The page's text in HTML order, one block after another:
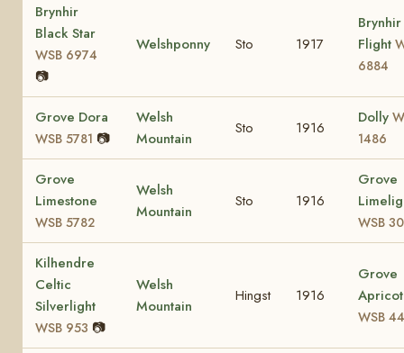
Brynhir
Black Star
WSB 6974
📷
Welshponny Sto 1917
Brynhir
Flight
6884
Grove Dora
WSB 5781 📷
Welsh
Mountain
Sto 1916
Dolly
1486
Grove
Limestone
WSB 5782
Welsh
Mountain
Sto 1916
Grove
WSB
Kilhendre
Celtic
Silverlight
WSB 953 📷
Welsh
Mountain
Hingst 1916
Grove
Apricot
WSB